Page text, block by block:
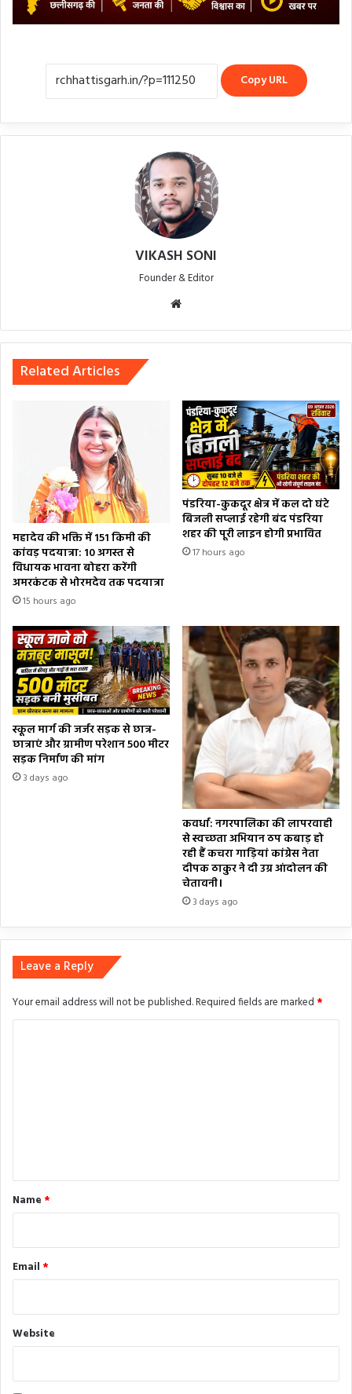
Copy URL
VIKASH SONI
Founder & Editor
Related Articles
महादेव की भक्ति में 151 किमी की
कांवड़ पदयात्रा: 10 अगस्त से
विधायक भावना बोहरा करेंगी
अमरकंटक से भोरमदेव तक पदयात्रा
15 hours ago
पंडरिया-कुकदूर क्षेत्र में कल दो घंटे
बिजली सप्लाई रहेगी बंद पंडरिया
शहर की पूरी लाइन होगी प्रभावित
17 hours ago
स्कूल मार्ग की जर्जर सड़क से छात्र-
छात्राएं और ग्रामीण परेशान 500 मीटर
सड़क निर्माण की मांग
3 days ago
कवर्धा: नगरपालिका की लापरवाही
से स्वच्छता अभियान ठप कबाड़ हो
रही हैं कचरा गाड़ियां कांग्रेस नेता
दीपक ठाकुर ने दी उग्र आंदोलन की
चेतावनी।
3 days ago
Leave a Reply
Your email address will not be published.Required fields are marked *
*
Name *
Email *
Website